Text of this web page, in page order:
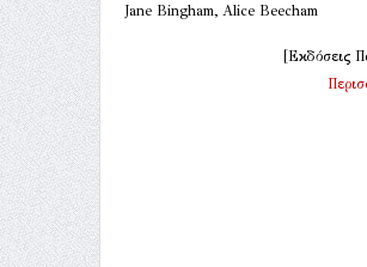
Jane Bingham, Alice Beecham
[Εκδόσεις